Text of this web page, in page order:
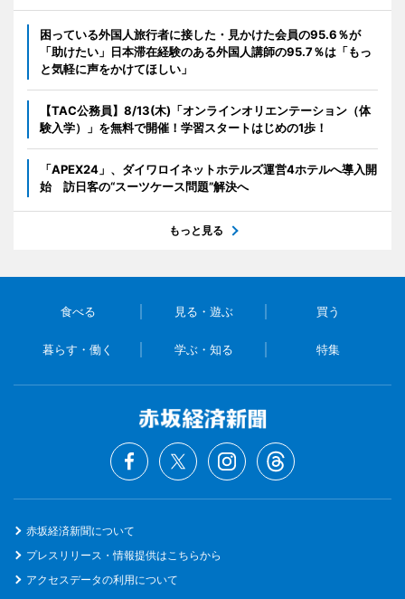
困っている外国人旅行者に接した・見かけた会員の95.6％が
「助けたい」日本滞在経験のある外国人講師の95.7％は「もっ
と気軽に声をかけてほしい」
【TAC公務員】8/13(木)「オンラインオリエンテーション（体
験入学）」を無料で開催！学習スタートはじめの1歩！
「APEX24」、ダイワロイネットホテルズ運営4ホテルへ導入開
始 訪日客の“スーツケース問題”解決へ
もっと見る
食べる 見る・遊ぶ 買う
暮らす・働く 学ぶ・知る 特集
赤坂経済新聞について
プレスリリース・情報提供はこちらから
アクセスデータの利用について